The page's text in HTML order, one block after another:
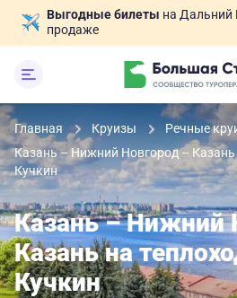
Выгодные билеты на Дальний
продаже
Главная Круизы
Речные
Казань – Нижний Новгород – Казань
Кучкин
Казань – Нижний
Казань на
Кучкин